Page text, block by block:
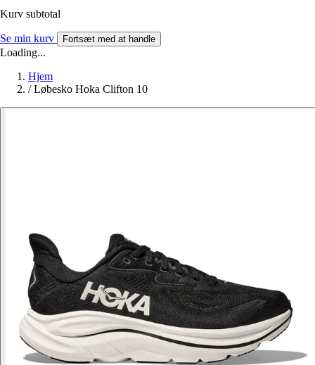
Kurv subtotal
Se min kurv Fortsæt med at handle
Loading...
Hjem
/ Løbesko Hoka Clifton 10